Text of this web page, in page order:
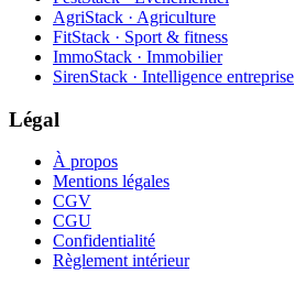
AgriStack · Agriculture
FitStack · Sport & fitness
ImmoStack · Immobilier
SirenStack · Intelligence entreprise
Légal
À propos
Mentions légales
CGV
CGU
Confidentialité
Règlement intérieur